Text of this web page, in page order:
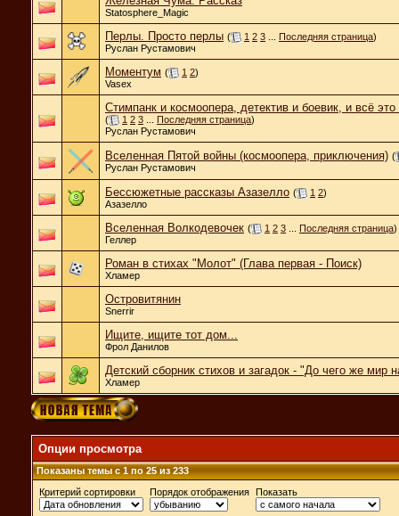
Statosphere_Magic
Перлы. Просто перлы ( 1 2 3 Последняя страница)
Руслан Рустамович
Моментум ( 1 2)
Vasex
Стимпанк и космоопера, детектив и боевик, и всё
( 1 2 3 Последняя страница)
Руслан Рустамович
Вселенная Пятой войны (космоопера, приключения) (
Руслан Рустамович
Бессюжетные рассказы Азазелло ( 1 2)
Азазелло
Вселенная Волкодевочек ( 1 2 3 Последняя страница)
Геллер
Роман в стихах "Молот" (Глава первая - Поиск)
Хламер
Островитянин
Snerrir
Ищите, ищите тот дом...
Фрол Данилов
Детский сборник стихов и загадок - "До чего же мир
Хламер
Опции просмотра
Показаны темы с 1 по 25 из 233
Критерий сортировки
Порядок отображения Показать